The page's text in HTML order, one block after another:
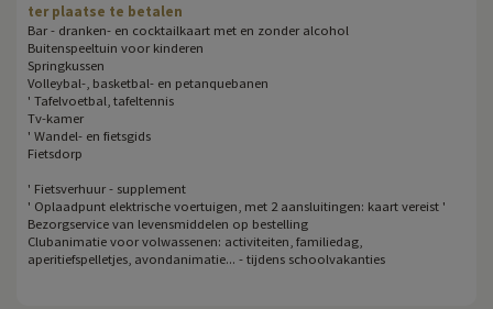
ter plaatse te betalen
Bar - dranken- en cocktailkaart met en zonder alcohol
Buitenspeeltuin voor kinderen
Springkussen
Volleybal-, basketbal- en petanquebanen
' Tafelvoetbal, tafeltennis
Tv-kamer
' Wandel- en fietsgids
Fietsdorp
' Fietsverhuur - supplement
' Oplaadpunt elektrische voertuigen, met 2 aansluitingen: kaart vereist '
Bezorgservice van levensmiddelen op bestelling
Clubanimatie voor volwassenen: activiteiten, familiedag,
aperitiefspelletjes, avondanimatie... - tijdens schoolvakanties